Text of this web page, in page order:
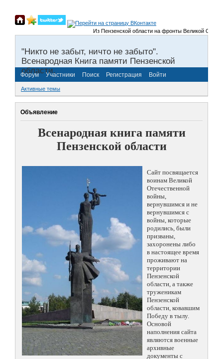
Из Пензенской области на фронты Великой
"Никто не забыт, ничто не забыто".
Всенародная Книга памяти Пензенской
области.
Форум Участники Поиск Регистрация Войти
Активные темы
Объявление
Всенародная книга памяти
Пензенской области
Сайт посвящается
воинам Великой
Отечественной
войны,
вернувшимся и не
вернувшимся с
войны, которые
родились, были
призваны,
захоронены либо
в настоящее время
проживают на
территории
Пензенской
области, а также
труженикам
Пензенской
области, ковавшим
Победу в тылу.
Основой
наполнения сайта
являются военные
архивные
документы с